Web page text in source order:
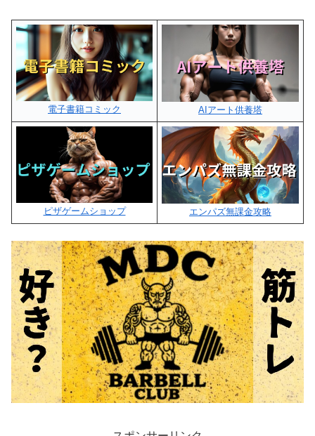
電子書籍コミック AIアート供養塔
ピザゲームショップ エンパズ無課金攻略